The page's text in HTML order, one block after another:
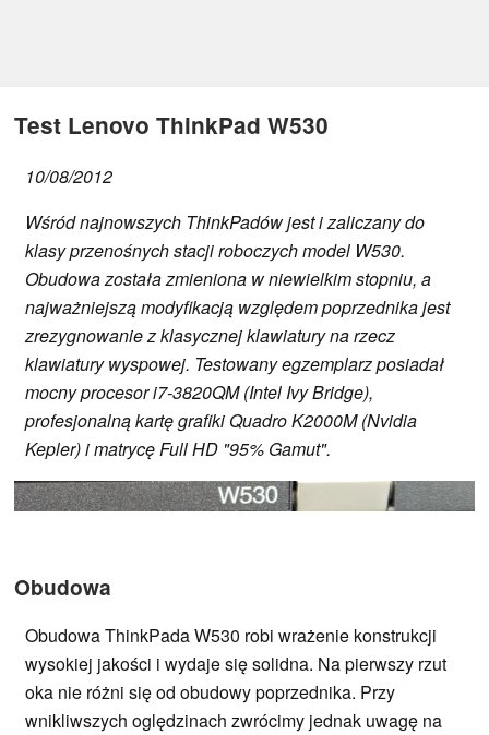
Test Lenovo ThinkPad W530
10/08/2012
Wśród najnowszych ThinkPadów jest i zaliczany do
klasy przenośnych stacji roboczych model W530.
Obudowa została zmieniona w niewielkim stopniu, a
najważniejszą modyfikacją względem poprzednika jest
zrezygnowanie z klasycznej klawiatury na rzecz
klawiatury wyspowej. Testowany egzemplarz posiadał
mocny procesor i7-3820QM (Intel Ivy Bridge),
profesjonalną kartę grafiki Quadro K2000M (Nvidia
Kepler) i matrycę Full HD "95% Gamut".
Obudowa
Obudowa ThinkPada W530 robi wrażenie konstrukcji
wysokiej jakości i wydaje się solidna. Na pierwszy rzut
oka nie różni się od obudowy poprzednika. Przy
wnikliwszych oględzinach zwrócimy jednak uwagę na